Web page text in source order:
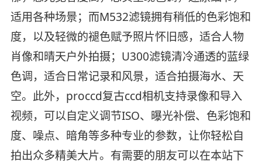
适用各种场景；而M532滤镜拥有稍低的色彩饱和
度，以及轻微的褪色赋予照片怀旧感，适合人物
肖像和晴天户外拍摄；U300滤镜清冷通透的蓝绿
色调，适合日常记录和风景，适合拍摄海水、天
空。此外，proccd复古ccd相机支持录像和导入
视频，可以自定义调节ISO、曝光补偿、色彩饱和
度、噪点、暗角等多种专业的参数，让你轻松自
拍出众多精美大片。有需要的朋友可以在本站下